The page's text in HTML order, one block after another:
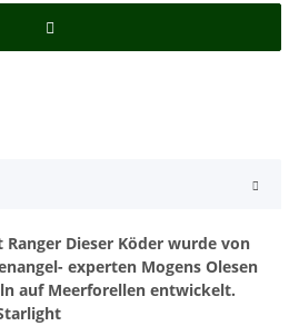
Ranger Dieser Köder wurde von
experten Mogens Olesen
auf Meerforellen entwickelt.